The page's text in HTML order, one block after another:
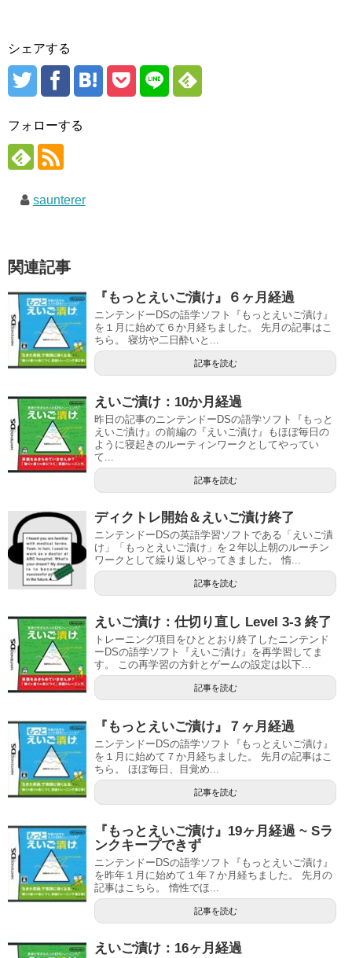
シェアする
フォローする
saunterer
関連記事
『もっとえいご漬け』６ヶ月経過
ニンテンドーDSの語学ソフト『もっとえいご漬け』
を１月に始めて６か月経ちました。 先月の記事はこ
ちら。 寝坊や二日酔いと...
記事を読む
えいご漬け：10か月経過
昨日の記事のニンテンドーDSの語学ソフト『もっと
えいご漬け』の前編の『えいご漬け』もほぼ毎日の
ように寝起きのルーティンワークとしてやってい
て...
記事を読む
ディクトレ開始＆えいご漬け終了
ニンテンドーDSの英語学習ソフトである「えいご漬
け」「もっとえいご漬け」を２年以上朝のルーチン
ワークとして繰り返しやってきました。 惰...
記事を読む
えいご漬け：仕切り直し Level 3-3 終了
トレーニング項目をひととおり終了したニンテンド
ーDSの語学ソフト『えいご漬け』を再学習してま
す。 この再学習の方針とゲームの設定は以下...
記事を読む
『もっとえいご漬け』７ヶ月経過
ニンテンドーDSの語学ソフト『もっとえいご漬け』
を１月に始めて７か月経ちました。 先月の記事はこ
ちら。 ほぼ毎日、目覚め...
記事を読む
『もっとえいご漬け』19ヶ月経過 ~ Sラ
ンクキープできず
ニンテンドーDSの語学ソフト『もっとえいご漬け』
を昨年１月に始めて１年７か月経ちました。 先月の
記事はこちら。 惰性でほ...
記事を読む
えいご漬け：16ヶ月経過